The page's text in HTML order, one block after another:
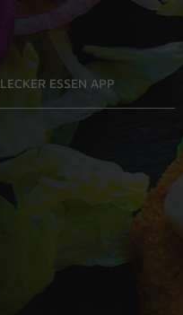
LECKER ESSEN APP